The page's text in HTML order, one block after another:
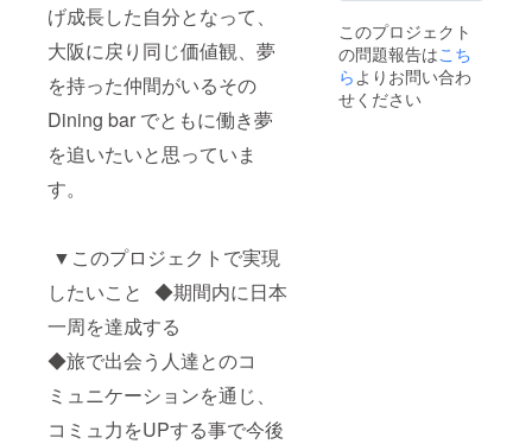
げ成長した自分となって、
大阪に戻り同じ価値観、夢
を持った仲間がいるその
Dining bar でともに働き夢
を追いたいと思っていま
す。
▼このプロジェクトで実現
したいこと ◆期間内に日本
一周を達成する
◆旅で出会う人達とのコ
ミュニケーションを通じ、
コミュ力をUPする事で今後
このプロジェクト
の問題報告はこち
ら よりお問い合わ
せください